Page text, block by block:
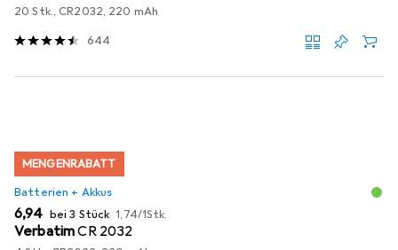
20 Stk., CR2032, 220 mAh
644
MENGENRABATT
Batterien + Akkus
EUR
6,94 bei 3 Stück EUR
1,74/1Stk.
VerbatimCR 2032